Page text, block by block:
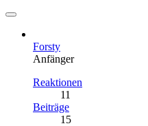
Forsty
Anfänger
Reaktionen
11
Beiträge
15